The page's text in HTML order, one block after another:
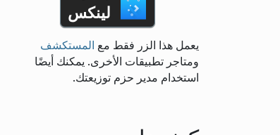
لينكس
يعمل هذا الزر فقط مع المستكشف
ومتاجر تطبيقات الأخرى. يمكنك أيضًا
استخدام مدير حزم توزيعتك.